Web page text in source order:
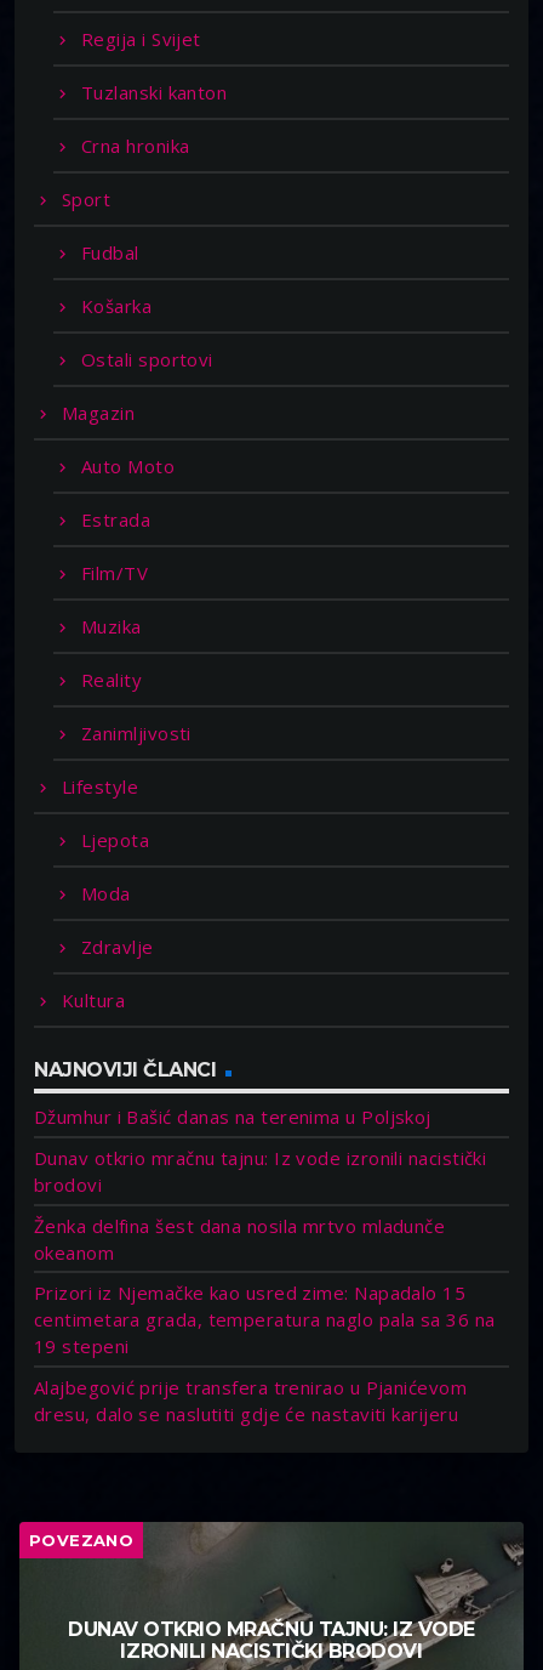
Regija i Svijet
Tuzlanski kanton
Crna hronika
Sport
Fudbal
Košarka
Ostali sportovi
Magazin
Auto Moto
Estrada
Film/TV
Muzika
Reality
Zanimljivosti
Lifestyle
Ljepota
Moda
Zdravlje
Kultura
NAJNOVIJI ČLANCI
Džumhur i Bašić danas na terenima u Poljskoj
Dunav otkrio mračnu tajnu: Iz vode izronili nacistički
brodovi
Ženka delfina šest dana nosila mrtvo mladunče
okeanom
Prizori iz Njemačke kao usred zime: Napadalo 15
centimetara grada, temperatura naglo pala sa 36 na
19 stepeni
Alajbegović prije transfera trenirao u Pjanićevom
dresu, dalo se naslutiti gdje će nastaviti karijeru
POVEZANO
DUNAV OTKRIO MRAČNU TAJNU: IZ VODE
IZRONILI NACISTIČKI BRODOVI